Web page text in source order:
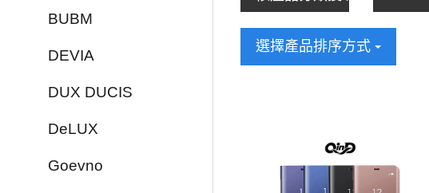
BUBM
DEVIA
DUX DUCIS
DeLUX
Goevno
選擇產品排序方式